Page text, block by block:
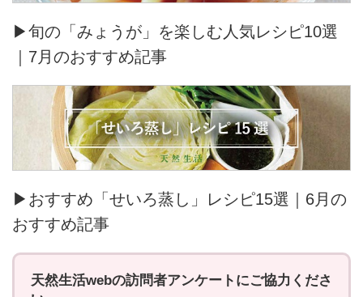
▶旬の「みょうが」を楽しむ人気レシピ10選
｜7月のおすすめ記事
▶おすすめ「せいろ蒸し」レシピ15選｜6月の
おすすめ記事